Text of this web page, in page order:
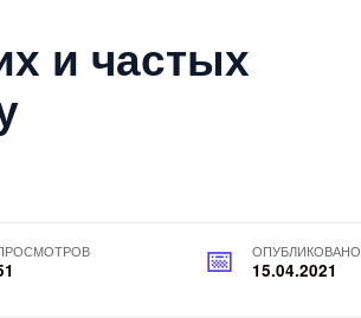
и частых
ОПУБЛИКОВАНО
15.04.2021